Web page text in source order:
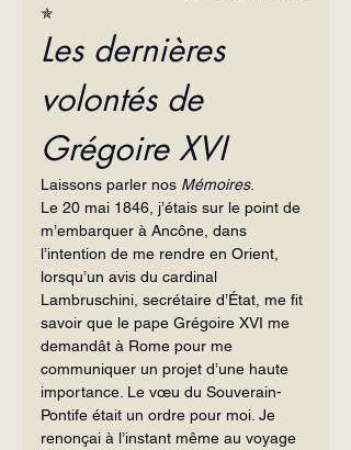
✯
Les dernières
volontés de
Grégoire XVI
Laissons parler nos Mémoires.
Le 20 mai 1846, j’étais sur le point de
m’embarquer à Ancône, dans
l’intention de me rendre en Orient,
lorsqu’un avis du cardinal
Lambruschini, secrétaire d’État, me fit
savoir que le pape Grégoire XVI me
demandât à Rome pour me
communiquer un projet d’une haute
importance. Le vœu du Souverain-
Pontife était un ordre pour moi. Je
renonçai à l’instant même au voyage